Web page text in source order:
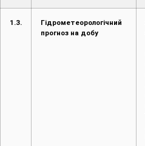
1.3.
Гідрометеорологічний
прогноз на добу